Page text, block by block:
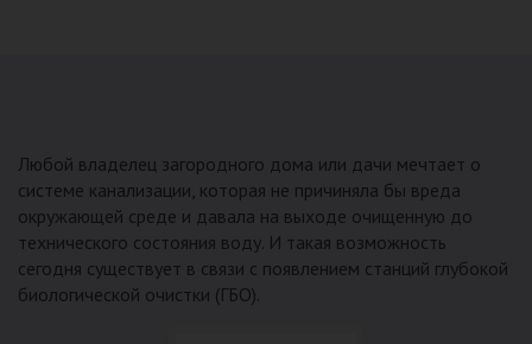
Любой владелец загородного дома или дачи мечтает о
системе канализации, которая не причиняла бы вреда
окружающей среде и давала на выходе очищенную до
технического состояния воду. И такая возможность
сегодня существует в связи с появлением станций глубокой
биологической очистки (ГБО).